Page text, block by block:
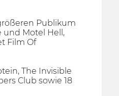
Publikum
und Motel Hell,
Film Of
The Invisible
Club sowie 18